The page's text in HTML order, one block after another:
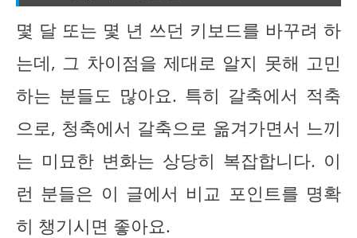
몇 달 또는 몇 년 쓰던 키보드를 바꾸려 하
는데, 그 차이점을 제대로 알지 못해 고민
하는 분들도 많아요. 특히 갈축에서 적축
으로, 청축에서 갈축으로 옮겨가면서 느끼
는 미묘한 변화는 상당히 복잡합니다. 이
런 분들은 이 글에서 비교 포인트를 명확
히 챙기시면 좋아요.